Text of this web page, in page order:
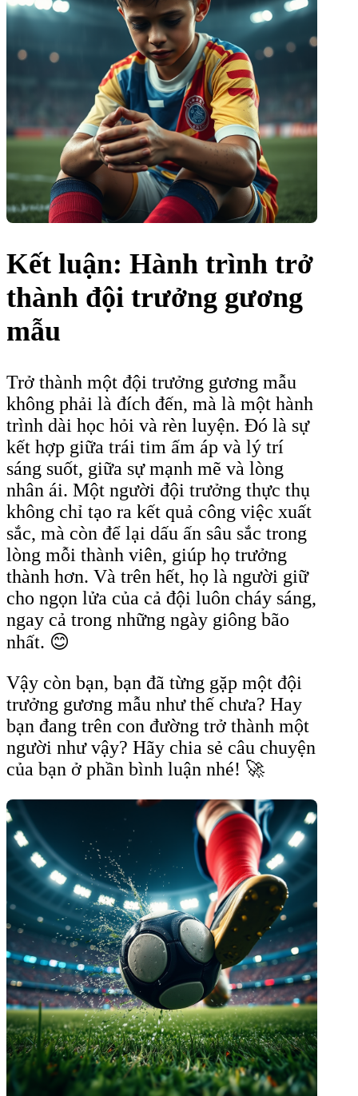
Kết luận: Hành trình trở
thành đội trưởng gương
mẫu
Trở thành một đội trưởng gương mẫu
không phải là đích đến, mà là một hành
trình dài học hỏi và rèn luyện. Đó là sự
kết hợp giữa trái tim ấm áp và lý trí
sáng suốt, giữa sự mạnh mẽ và lòng
nhân ái. Một người đội trưởng thực thụ
không chỉ tạo ra kết quả công việc xuất
sắc, mà còn để lại dấu ấn sâu sắc trong
lòng mỗi thành viên, giúp họ trưởng
thành hơn. Và trên hết, họ là người giữ
cho ngọn lửa của cả đội luôn cháy sáng,
ngay cả trong những ngày giông bão
nhất. 😊
Vậy còn bạn, bạn đã từng gặp một đội
trưởng gương mẫu như thế chưa? Hay
bạn đang trên con đường trở thành một
người như vậy? Hãy chia sẻ câu chuyện
của bạn ở phần bình luận nhé! 🚀